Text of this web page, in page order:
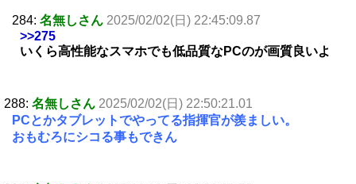
284: 名無しさん 2025/02/02(日) 22:45:09.87
>>275
いくら高性能なスマホでも低品質なPCのが画質良いよ
288: 名無しさん 2025/02/02(日) 22:50:21.01
PCとかタブレットでやってる指揮官が羨ましい。
おもむろにシコる事もできん